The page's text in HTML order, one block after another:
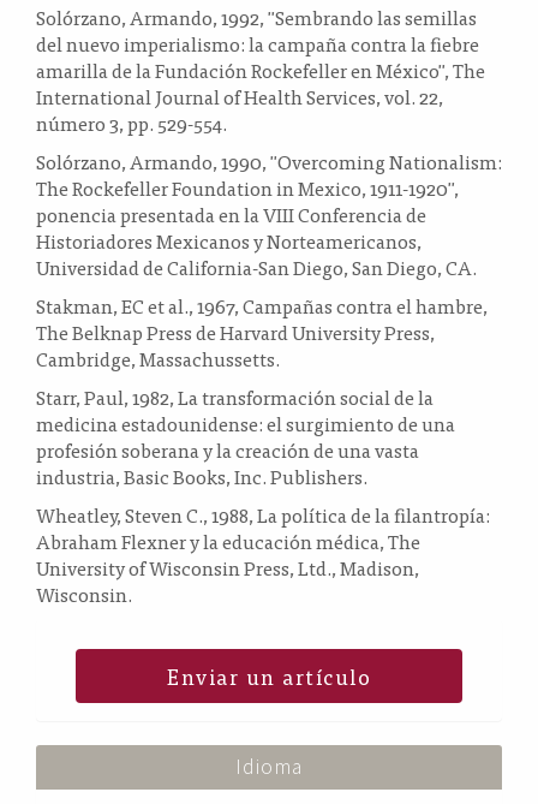
Solórzano, Armando, 1992, "Sembrando las semillas
del nuevo imperialismo: la campaña contra la fiebre
amarilla de la Fundación Rockefeller en México", The
International Journal of Health Services, vol. 22,
número 3, pp. 529-554.
Solórzano, Armando, 1990, "Overcoming Nationalism:
The Rockefeller Foundation in Mexico, 1911-1920",
ponencia presentada en la VIII Conferencia de
Historiadores Mexicanos y Norteamericanos,
Universidad de California-San Diego, San Diego, CA.
Stakman, EC et al., 1967, Campañas contra el hambre,
The Belknap Press de Harvard University Press,
Cambridge, Massachussetts.
Starr, Paul, 1982, La transformación social de la
medicina estadounidense: el surgimiento de una
profesión soberana y la creación de una vasta
industria, Basic Books, Inc. Publishers.
Wheatley, Steven C., 1988, La política de la filantropía:
Abraham Flexner y la educación médica, The
University of Wisconsin Press, Ltd., Madison,
Wisconsin.
Enviar un artículo
Idioma